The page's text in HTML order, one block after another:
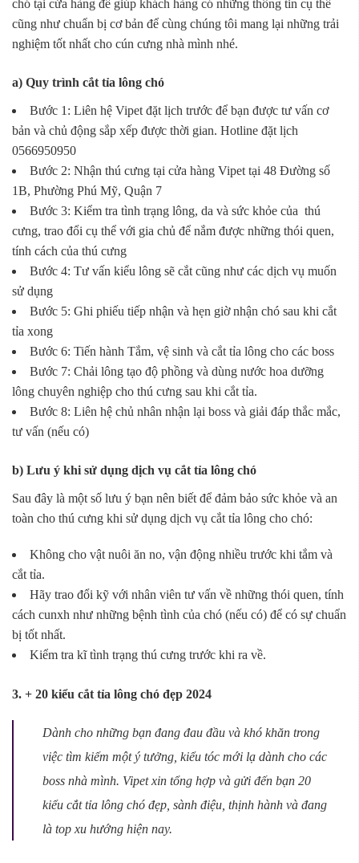
chó tại cửa hàng để giúp khách hàng có những thông tin cụ thể
cũng như chuẩn bị cơ bản để cùng chúng tôi mang lại những trải
nghiệm tốt nhất cho cún cưng nhà mình nhé.
a) Quy trình cắt tỉa lông chó
Bước 1: Liên hệ Vipet đặt lịch trước để bạn được tư vấn cơ
bản và chủ động sắp xếp được thời gian. Hotline đặt lịch
0566950950
Bước 2: Nhận thú cưng tại cửa hàng Vipet tại 48 Đường số
1B, Phường Phú Mỹ, Quận 7
Bước 3: Kiểm tra tình trạng lông, da và sức khỏe của thú
cưng, trao đổi cụ thể với gia chủ để nắm được những thói quen,
tính cách của thú cưng
Bước 4: Tư vấn kiểu lông sẽ cắt cũng như các dịch vụ muốn
sử dụng
Bước 5: Ghi phiếu tiếp nhận và hẹn giờ nhận chó sau khi cắt
tỉa xong
Bước 6: Tiến hành Tắm, vệ sinh và cắt tỉa lông cho các boss
Bước 7: Chải lông tạo độ phồng và dùng nước hoa dưỡng
lông chuyên nghiệp cho thú cưng sau khi cắt tỉa.
Bước 8: Liên hệ chủ nhân nhận lại boss và giải đáp thắc mắc,
tư vấn (nếu có)
b) Lưu ý khi sử dụng dịch vụ cắt tỉa lông chó
Sau đây là một số lưu ý bạn nên biết để đảm bảo sức khỏe và an
toàn cho thú cưng khi sử dụng dịch vụ cắt tỉa lông cho chó:
Không cho vật nuôi ăn no, vận động nhiều trước khi tắm và
cắt tỉa.
Hãy trao đổi kỹ với nhân viên tư vấn về những thói quen, tính
cách cunxh như những bệnh tình của chó (nếu có) để có sự chuẩn
bị tốt nhất.
Kiểm tra kĩ tình trạng thú cưng trước khi ra về.
3. + 20 kiểu cắt tỉa lông chó đẹp 2024
Dành cho những bạn đang đau đầu và khó khăn trong
việc tìm kiếm một ý tưởng, kiểu tóc mới lạ dành cho các
boss nhà mình. Vipet xin tổng hợp và gửi đến bạn 20
kiểu cắt tỉa lông chó đẹp, sành điệu, thịnh hành và đang
là top xu hướng hiện nay.